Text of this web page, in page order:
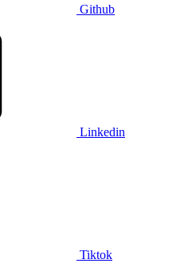
Github
Linkedin
Tiktok